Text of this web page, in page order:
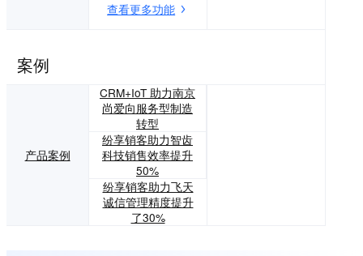
查看更多功能
案例
产品案例
CRM+IoT 助力南京
尚爱向服务型制造
转型
纷享销客助力智齿
科技销售效率提升
50%
纷享销客助力飞天
诚信管理精度提升
了30%